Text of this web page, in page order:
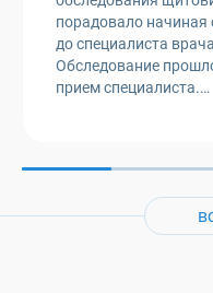
порадовало начиная
до специалиста
Обследование
прием специалиста.